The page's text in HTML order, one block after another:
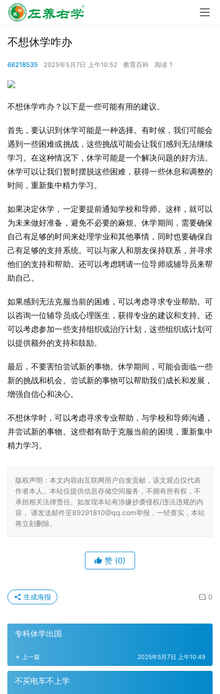
不想休学咋办
66218535 2025年5月7日 上午10:52 教育百科 阅读 1
不想休学咋办？以下是一些可能有用的建议。
首先，要认识到休学可能是一种选择。有时候，我们可能会
遇到一些困难或挑战，这些挑战可能会让我们感到无法继续
学习。在这种情况下，休学可能是一个解决问题的好方法。
休学可以让我们暂时摆脱这些困难，获得一些休息和调整的
时间，重新集中精力学习。
如果决定休学，一定要提前通知学校和导师。这样，就可以
为未来做好准备，避免不必要的麻烦。休学期间，需要确保
自己有足够的时间来处理学业和其他事情，同时也要确保自
己有足够的支持系统。可以与家人和朋友保持联系，并寻求
他们的支持和帮助。还可以考虑聘请一位导师或辅导员来帮
助自己。
如果感到无法克服当前的困难，可以考虑寻求专业帮助。可
以咨询一位辅导员或心理医生，获得专业的建议和支持。还
可以考虑参加一些支持组织或治疗计划，这些组织或计划可
以提供额外的支持和鼓励。
最后，不要害怕尝试新的事物。休学期间，可能会面临一些
新的挑战和机会。尝试新的事物可以帮助我们成长和发展，
增强自信心和决心。
不想休学时，可以考虑寻求专业帮助，与学校和导师沟通，
并尝试新的事物。这些都有助于克服当前的困境，重新集中
精力学习。
版权声明：本文内容由互联网用户自发贡献，该文观点仅代表
作者本人。本站仅提供信息存储空间服务，不拥有所有权，不
承担相关法律责任。如发现本站有涉嫌抄袭侵权/违法违规的内
容， 请发送邮件至89291810@qq.com举报，一经查实，本站
将立刻删除。
赞 (0)
0
生成海报
专科休学出国
上一篇 2025年5月7日 上午10:49
不买电车不上学